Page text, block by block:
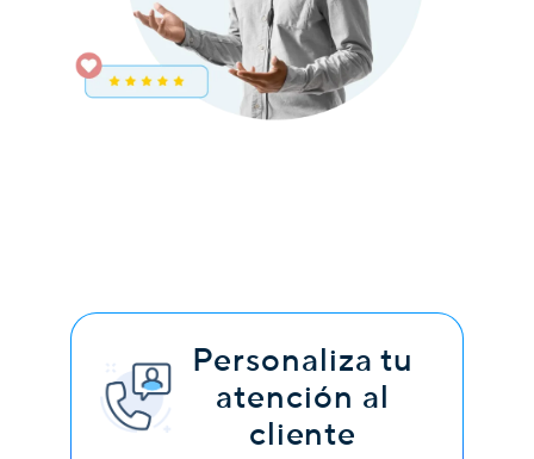
Personaliza tu
atención al
cliente